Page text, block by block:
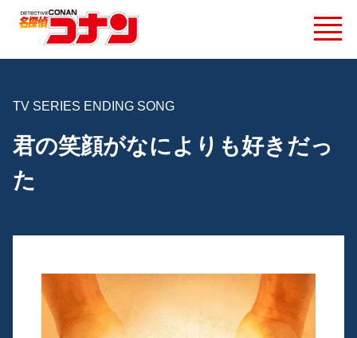
TV SERIES ENDING SONG
君の笑顔がなによりも好きだっ
た